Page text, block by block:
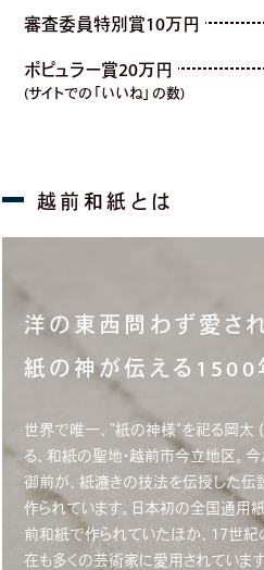
審査委員特別賞10万円
ポピュラー賞20万円
(サイトでの「いいね」の数)
洋の東西問わず愛さ
紙の神が伝える1500
世界で唯一、“紙の神様”を祀る岡太
る、和紙の聖地・越前市今立地区。
御前が、紙漉きの技法を伝授した伝
作られています。日本初の全国通用
前和紙で作られていたほか、17世紀
在も多くの芸術家に愛用されていま